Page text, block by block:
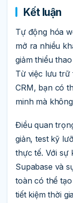
Kết luận
Tự động hóa
mở ra nhiều
giảm thiểu
Từ việc lưu trữ
CRM, bạn có
minh mà
Điều quan
giản, test kỹ
thực tế. Với sự
Supabase và
toàn có thể
tiết kiệm thời